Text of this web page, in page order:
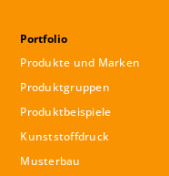
Portfolio
Produkte und Marken
Produktgruppen
Produktbeispiele
Kunststoffdruck
Musterbau